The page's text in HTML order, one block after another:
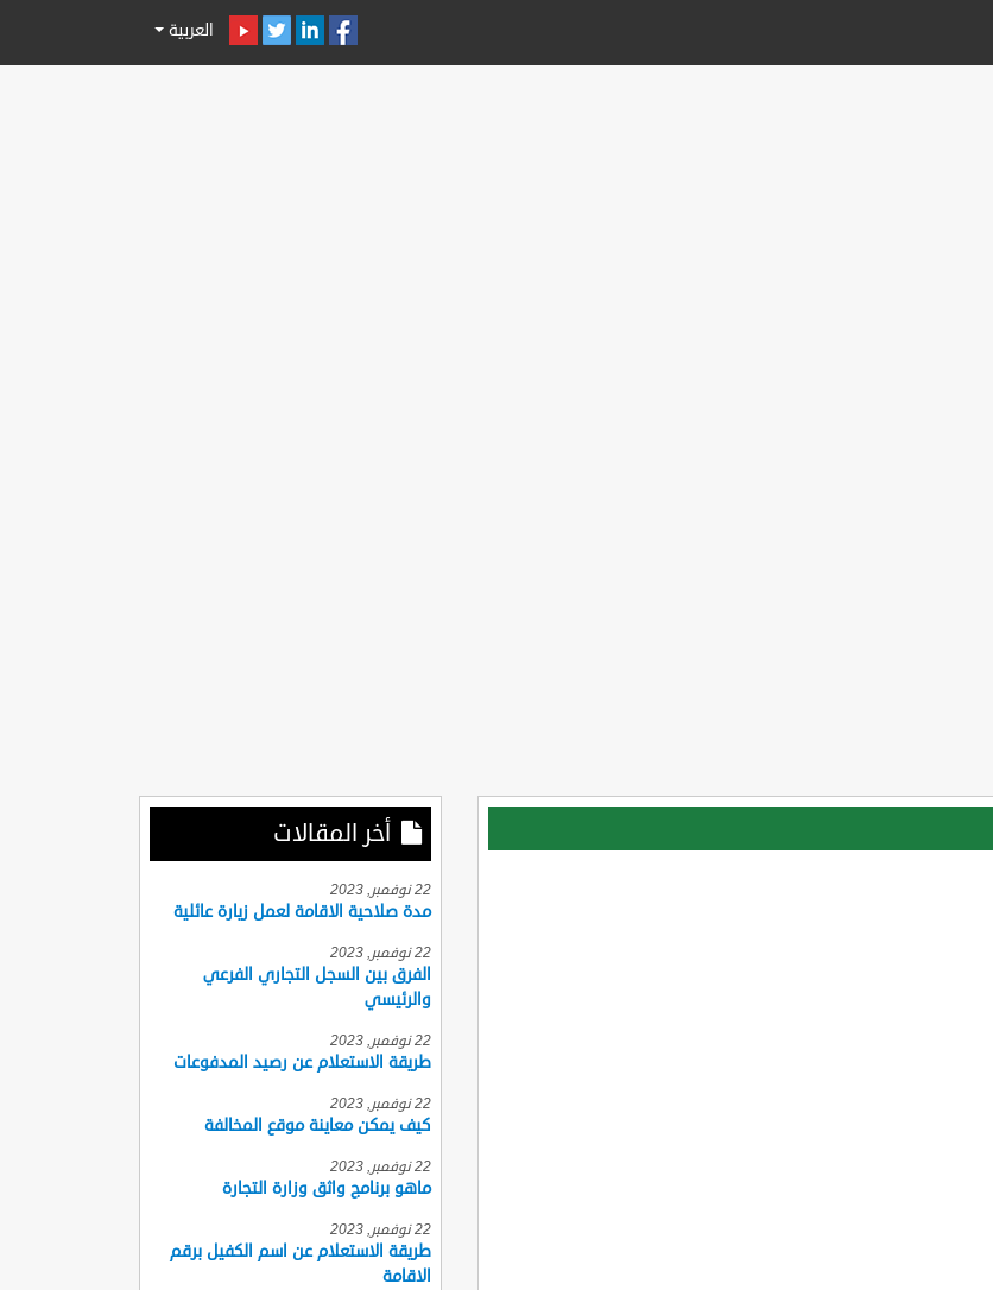
العربية
أخر المقالات
22 نوفمبر, 2023
مدة صلاحية الاقامة لعمل زيارة عائلية
22 نوفمبر, 2023
الفرق بين السجل التجاري الفرعي
والرئيسي
22 نوفمبر, 2023
طريقة الاستعلام عن رصيد المدفوعات
22 نوفمبر, 2023
كيف يمكن معاينة موقع المخالفة
22 نوفمبر, 2023
ماهو برنامج واثق وزارة التجارة
22 نوفمبر, 2023
طريقة الاستعلام عن اسم الكفيل برقم
الاقامة